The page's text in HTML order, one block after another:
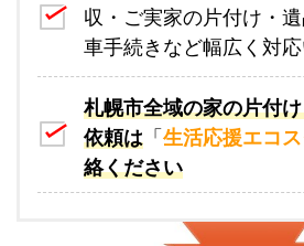
収・ご実家の片付け・
車手続きなど幅広く対応
札幌市全域の家の片付
依頼は 「 生活応援エコ
絡ください